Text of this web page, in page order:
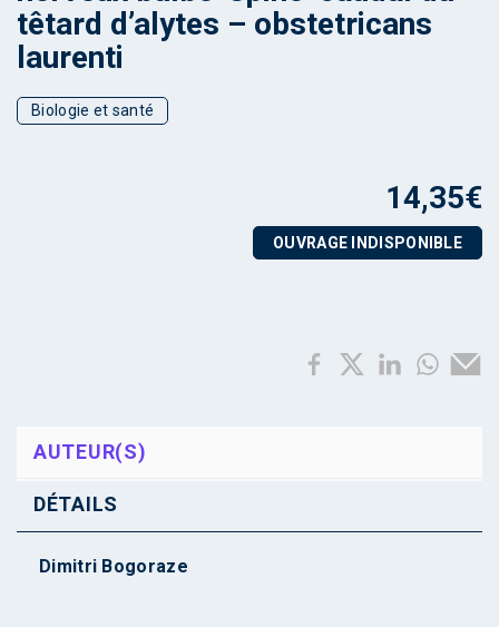
têtard d’alytes – obstetricans
laurenti
Biologie et santé
14,35€
OUVRAGE INDISPONIBLE
AUTEUR(S)
DÉTAILS
Dimitri Bogoraze